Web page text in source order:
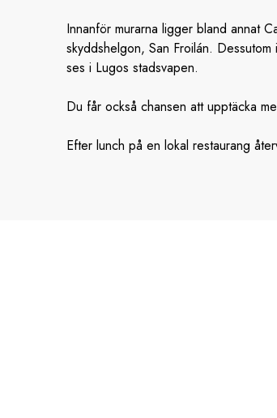
Innanför murarna ligger bland annat
skyddshelgon, San Froilán.
ses i Lugos stadsvapen.
Du får också chansen att upptäcka
Efter lunch på en lokal restaurang